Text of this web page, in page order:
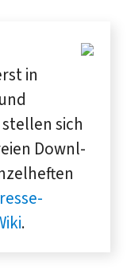
in
sich
Downl­
.